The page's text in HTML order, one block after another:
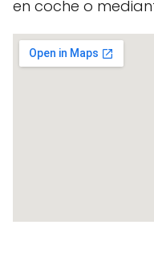
en coche o